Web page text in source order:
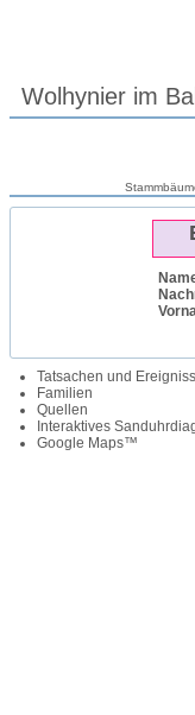
Wolhynier im
Tatsachen und
Familien
Quellen
Interaktives
Google Maps™